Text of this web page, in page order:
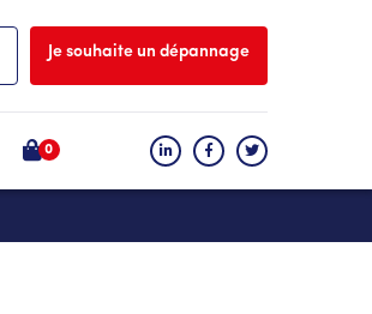
Je souhaite un dépannage
0